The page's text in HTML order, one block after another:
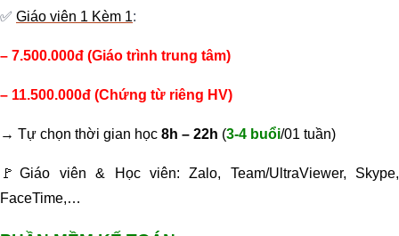
✅ Giáo viên 1 Kèm 1:
– 7.500.000đ (Giáo trình trung tâm)
– 11.500.000đ (Chứng từ riêng HV)
→ Tự chọn thời gian học 8h – 22h (3-4 buổi/01 tuần)
🚩Giáo viên & Học viên: Zalo, Team/UltraViewer, Skype,
FaceTime,…